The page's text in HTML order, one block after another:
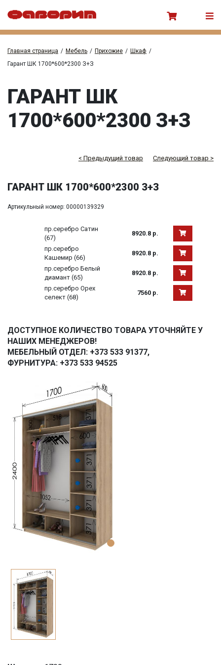
Главная страница / Мебель / Прихожие / Шкаф /
Гарант ШК 1700*600*2300 З+З
ГАРАНТ ШК
1700*600*2300 З+З
< Предыдущий товар Следующий товар >
ГАРАНТ ШК 1700*600*2300 З+З
Артикульный номер: 00000139329
пр.серебро Сатин
(67)
8920.8 р.
пр.серебро
Кашемир (66)
8920.8 р.
пр.серебро Белый
диамант (65)
8920.8 р.
пр.серебро Орех
селект (68)
7560 р.
ДОСТУПНОЕ КОЛИЧЕСТВО ТОВАРА УТОЧНЯЙТЕ У
НАШИХ МЕНЕДЖЕРОВ!
МЕБЕЛЬНЫЙ ОТДЕЛ: +373 533 91377,
ФУРНИТУРА: +373 533 94525